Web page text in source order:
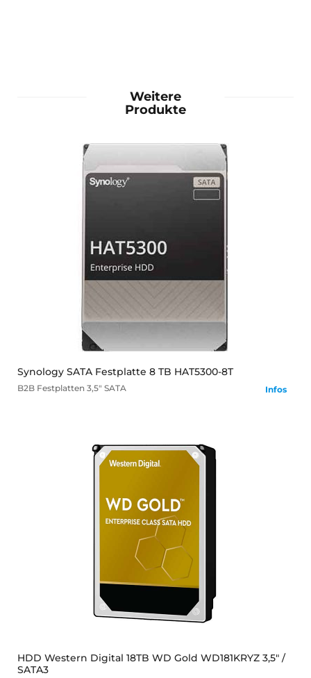
Weitere
Produkte
Synology SATA Festplatte 8 TB HAT5300-8T
B2B Festplatten 3,5" SATA Infos
mehr
HDD Western Digital 18TB WD Gold WD181KRYZ 3,5" /
SATA3